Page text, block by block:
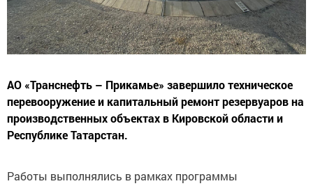
перевооружение и капитальный ремонт резервуаров на
производственных объектах в Кировской области и
Республике Татарстан.
технического перевооружения и капитального ремонта